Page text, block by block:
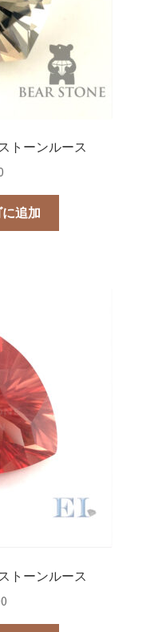
トーンルース
追加
トーンルース